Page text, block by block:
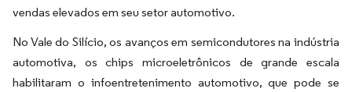
vendas elevados em seu setor automotivo.
No Vale do Silício, os avanços em semicondutores na indústria
automotiva, os chips microeletrônicos de grande escala
habilitaram o infoentretenimento automotivo, que pode se